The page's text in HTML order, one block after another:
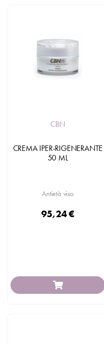
CBN
CREMA IPER-RIGENERANTE
50 ML
Antietà viso
95,24 €